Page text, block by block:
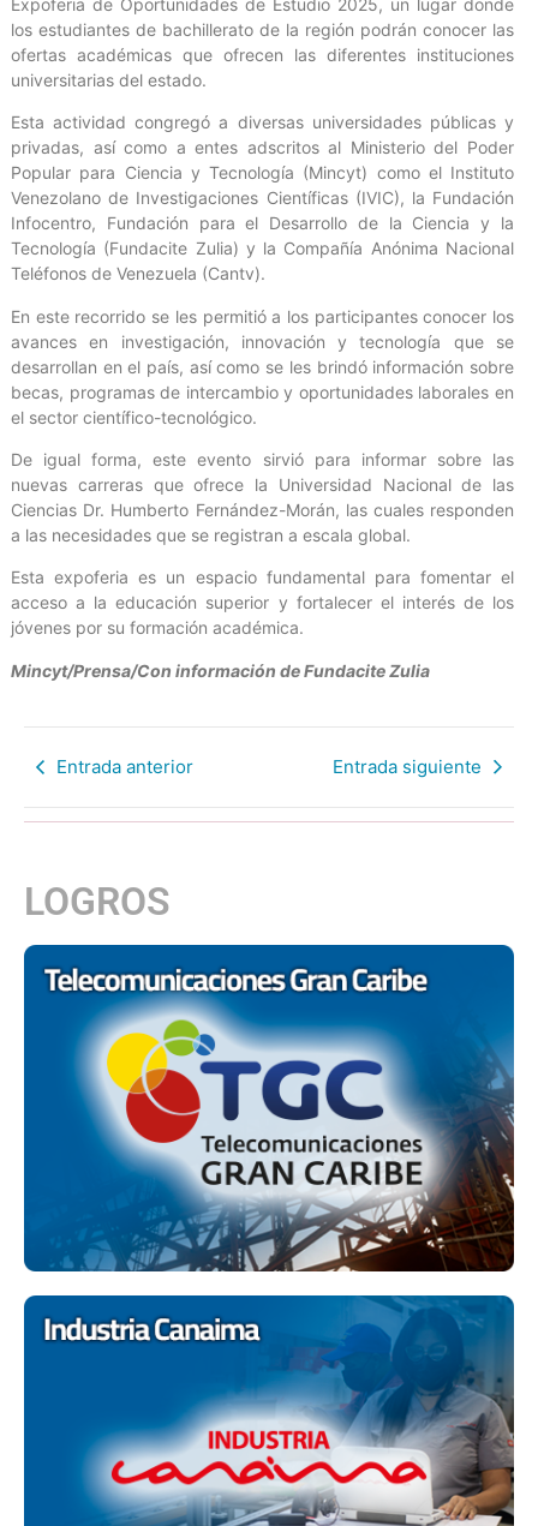
los estudiantes de bachillerato de la región podrán conocer las
ofertas académicas que ofrecen las diferentes instituciones
universitarias del estado.
Esta actividad congregó a diversas universidades públicas y
privadas, así como a entes adscritos al Ministerio del Poder
Popular para Ciencia y Tecnología (Mincyt) como el Instituto
Venezolano de Investigaciones Científicas (IVIC), la Fundación
Infocentro, Fundación para el Desarrollo de la Ciencia y la
Tecnología (Fundacite Zulia) y la Compañía Anónima Nacional
Teléfonos de Venezuela (Cantv).
En este recorrido se les permitió a los participantes conocer los
avances en investigación, innovación y tecnología que se
desarrollan en el país, así como se les brindó información sobre
becas, programas de intercambio y oportunidades laborales en
el sector científico-tecnológico.
De igual forma, este evento sirvió para informar sobre las
nuevas carreras que ofrece la Universidad Nacional de las
Ciencias Dr. Humberto Fernández-Morán, las cuales responden
a las necesidades que se registran a escala global.
Esta expoferia es un espacio fundamental para fomentar el
acceso a la educación superior y fortalecer el interés de los
jóvenes por su formación académica.
Mincyt/Prensa/Con información de Fundacite Zulia
Entrada anterior Entrada siguiente
LOGROS